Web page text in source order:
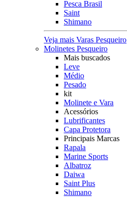
Pesca Brasil
Saint
Shimano
Veja mais Varas Pesqueiro
Molinetes Pesqueiro
Mais buscados
Leve
Médio
Pesado
kit
Molinete e Vara
Acessórios
Lubrificantes
Capa Protetora
Principais Marcas
Rapala
Marine Sports
Albatroz
Daiwa
Saint Plus
Shimano